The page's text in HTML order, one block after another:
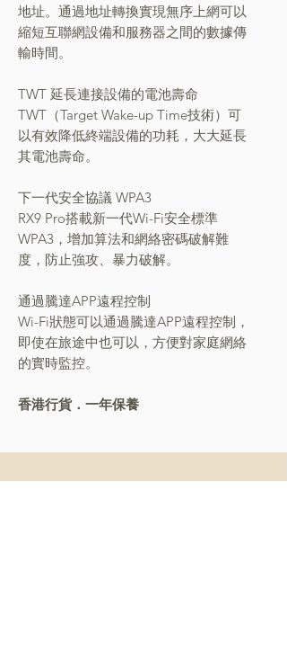
地址。通過地址轉換實現無序上網可以
縮短互聯網設備和服務器之間的數據傳
輸時間。
TWT 延長連接設備的電池壽命
TWT（Target Wake-up Time技術）可
以有效降低終端設備的功耗，大大延長
其電池壽命。
下一代安全協議 WPA3
RX9 Pro搭載新一代Wi-Fi安全標準
WPA3，增加算法和網絡密碼破解難
度，防止強攻、暴力破解。
通過騰達APP遠程控制
Wi-Fi狀態可以通過騰達APP遠程控制，
即使在旅途中也可以，方便對家庭網絡
的實時監控。
香港行貨．一年保養